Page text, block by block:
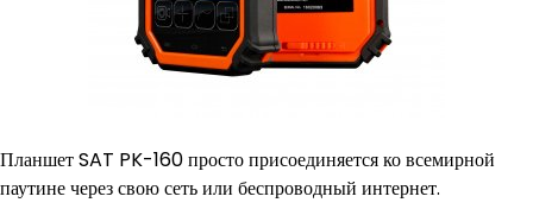
Планшет SAT PK-160 просто присоединяется ко всемирной
паутине через свою сеть или беспроводный интернет.